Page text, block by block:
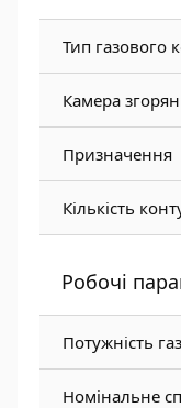
Тип газового
Камера
Призначення
Кількість
Робочі
Потужність
Номінальне